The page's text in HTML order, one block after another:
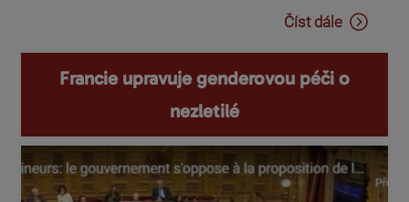
Číst dále
Francie upravuje genderovou péči o
nezletilé